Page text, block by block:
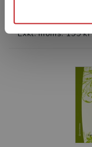
211 krinkl. moms
Exkl. moms: 199 kr